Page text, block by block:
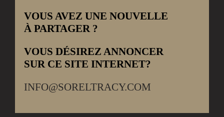
VOUS AVEZ UNE NOUVELLE
À PARTAGER ?
VOUS DÉSIREZ ANNONCER
SUR CE SITE INTERNET?
INFO@SORELTRACY.COM